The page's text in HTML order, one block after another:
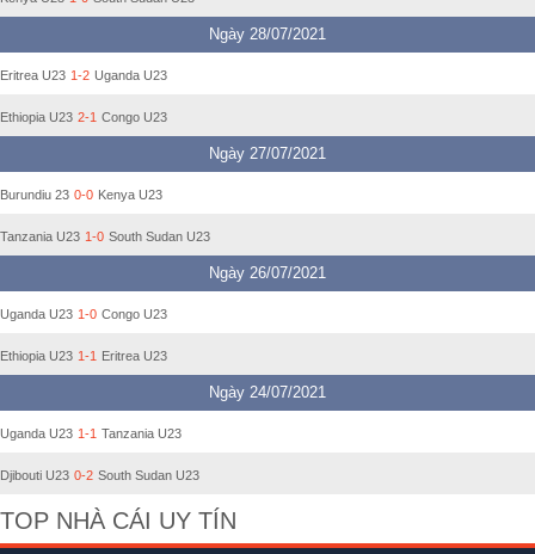
Ngày 28/07/2021
Eritrea U23 1-2 Uganda U23
Ethiopia U23 2-1 Congo U23
Ngày 27/07/2021
Burundiu 23 0-0 Kenya U23
Tanzania U23 1-0 South Sudan U23
Ngày 26/07/2021
Uganda U23 1-0 Congo U23
Ethiopia U23 1-1 Eritrea U23
Ngày 24/07/2021
Uganda U23 1-1 Tanzania U23
Djibouti U23 0-2 South Sudan U23
TOP NHÀ CÁI UY TÍN